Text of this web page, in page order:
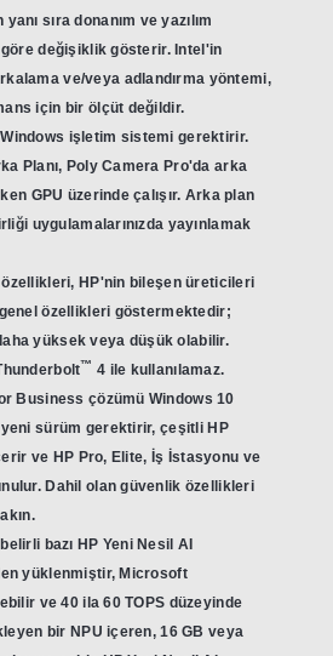
sıra donanım ve yazılım
göre değişiklik gösterir. Intel'in
ve/veya adlandırma yöntemi,
için bir ölçüt değildir.
Windows işletim sistemi gerektirir.
Planı, Poly Camera Pro'da arka
GPU üzerinde çalışır. Arka plan
uygulamalarınızda yayınlamak
HP'nin bileşen üreticileri
özellikleri göstermektedir;
yüksek veya düşük olabilir.
™ 4 ile kullanılamaz.
Business çözümü Windows 10
sürüm gerektirir, çeşitli HP
ve HP Pro, Elite, İş İstasyonu ve
Dahil olan güvenlik özellikleri
bazı HP Yeni Nesil AI
yüklenmiştir, Microsoft
ve 40 ila 60 TOPS düzeyinde
bir NPU içeren, 16 GB veya